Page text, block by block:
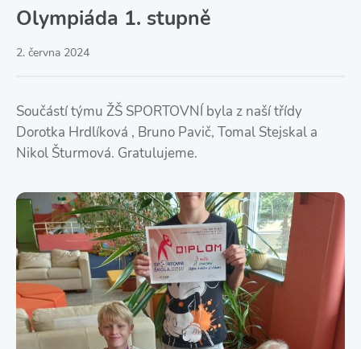
Olympiáda 1. stupně
2. června 2024
Součástí týmu ŽŠ SPORTOVNÍ byla z naší třídy
Dorotka Hrdlíková , Bruno Pavič, Tomal Stejskal a
Nikol Šturmová. Gratulujeme.